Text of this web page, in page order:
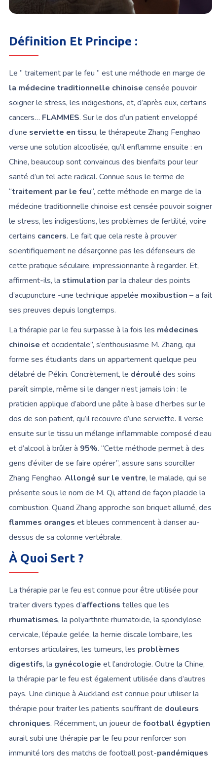
Définition Et Principe :
Le ” traitement par le feu ” est une méthode en marge de
la médecine traditionnelle chinoise censée pouvoir
soigner le stress, les indigestions, et, d’après eux, certains
cancers… FLAMMES. Sur le dos d’un patient enveloppé
d’une serviette en tissu, le thérapeute Zhang Fenghao
verse une solution alcoolisée, qu’il enflamme ensuite : en
Chine, beaucoup sont convaincus des bienfaits pour leur
santé d’un tel acte radical. Connue sous le terme de
“traitement par le feu“, cette méthode en marge de la
médecine traditionnelle chinoise est censée pouvoir soigner
le stress, les indigestions, les problèmes de fertilité, voire
certains cancers. Le fait que cela reste à prouver
scientifiquement ne désarçonne pas les défenseurs de
cette pratique séculaire, impressionnante à regarder. Et,
affirment-ils, la stimulation par la chaleur des points
d’acupuncture -une technique appelée moxibustion – a fait
ses preuves depuis longtemps.
La thérapie par le feu surpasse à la fois les médecines
chinoise et occidentale”, s’enthousiasme M. Zhang, qui
forme ses étudiants dans un appartement quelque peu
délabré de Pékin. Concrètement, le déroulé des soins
paraît simple, même si le danger n’est jamais loin : le
praticien applique d’abord une pâte à base d’herbes sur le
dos de son patient, qu’il recouvre d’une serviette. Il verse
ensuite sur le tissu un mélange inflammable composé d’eau
et d’alcool à brûler à 95%. “Cette méthode permet à des
gens d’éviter de se faire opérer”, assure sans sourciller
Zhang Fenghao. Allongé sur le ventre, le malade, qui se
présente sous le nom de M. Qi, attend de façon placide la
combustion. Quand Zhang approche son briquet allumé, des
flammes oranges et bleues commencent à danser au-
dessus de sa colonne vertébrale.
À Quoi Sert ?
La thérapie par le feu est connue pour être utilisée pour
traiter divers types d’affections telles que les
rhumatismes, la polyarthrite rhumatoïde, la spondylose
cervicale, l’épaule gelée, la hernie discale lombaire, les
entorses articulaires, les tumeurs, les problèmes
digestifs, la gynécologie et l’andrologie. Outre la Chine,
la thérapie par le feu est également utilisée dans d’autres
pays. Une clinique à Auckland est connue pour utiliser la
thérapie pour traiter les patients souffrant de douleurs
chroniques. Récemment, un joueur de football égyptien
aurait subi une thérapie par le feu pour renforcer son
immunité lors des matchs de football post-pandémiques